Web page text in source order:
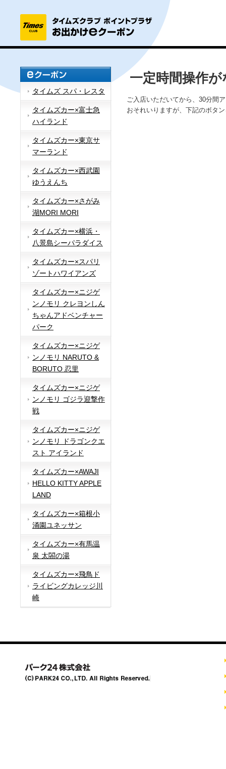
タイムズ スパ・レスタ
タイムズカー×富士急
ハイランド
タイムズカー×東京サ
マーランド
タイムズカー×西武園
ゆうえんち
タイムズカー×さがみ
湖MORI MORI
タイムズカー×横浜・
八景島シーパラダイス
タイムズカー×スパリ
ゾートハワイアンズ
タイムズカー×ニジゲ
ンノモリ クレヨンしん
ちゃんアドベンチャー
パーク
タイムズカー×ニジゲ
ンノモリ NARUTO &
BORUTO 忍里
タイムズカー×ニジゲ
ンノモリ ゴジラ迎撃作
戦
タイムズカー×ニジゲ
ンノモリ ドラゴンクエ
スト アイランド
タイムズカー×AWAJI
HELLO KITTY APPLE
LAND
タイムズカー×箱根小
涌園ユネッサン
タイムズカー×有馬温
泉 太閤の湯
タイムズカー×飛鳥ド
ライビングカレッジ川
崎
一定時間操作
ご入店いただいてから、30分間
おそれいりますが、下記のボタ